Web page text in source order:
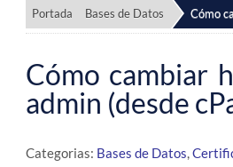
Portada Bases de Datos Cómo
Cómo cambiar
admin (desde
Categorias: Bases de Datos,